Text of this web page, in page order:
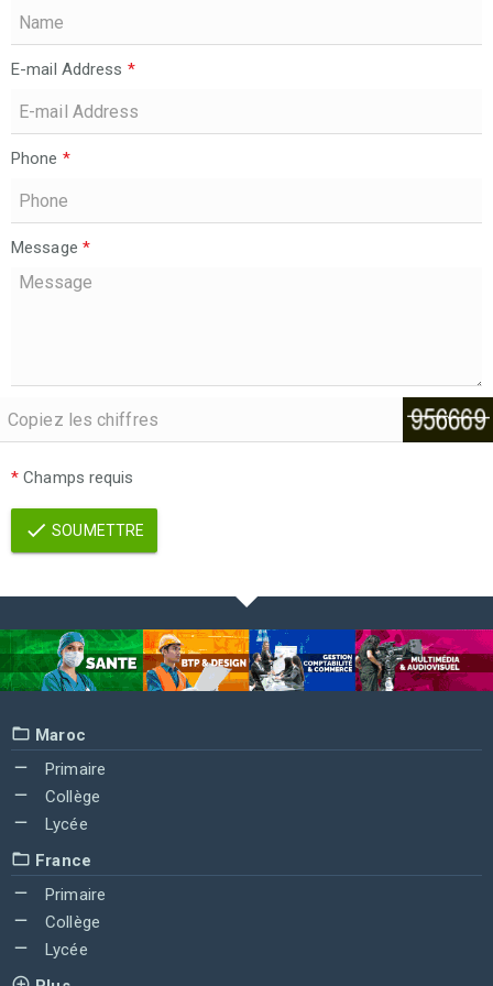
E-mail Address *
Phone *
Message *
* Champs requis
SOUMETTRE
Maroc
Primaire
Collège
Lycée
France
Primaire
Collège
Lycée